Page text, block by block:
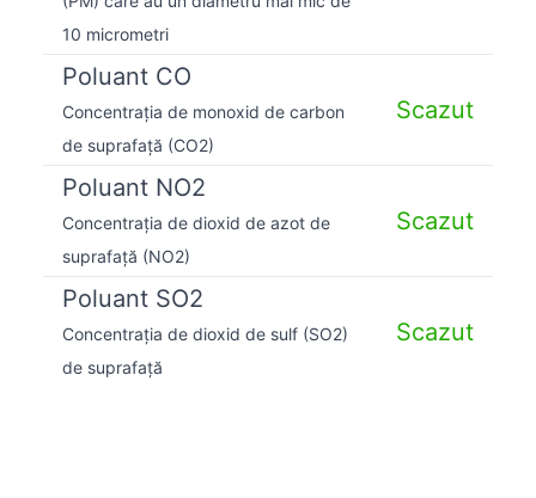
10 micrometri
Poluant CO
Concentrația de monoxid de carbon
de suprafață (CO2)
Scazut
Poluant NO2
Concentrația de dioxid de azot de
suprafață (NO2)
Scazut
Poluant SO2
Concentrația de dioxid de sulf (SO2)
de suprafață
Scazut